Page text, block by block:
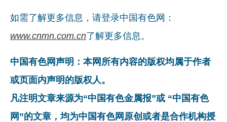
如需了解更多信息，请登录中国有色网：
www.cnmn.com.cn了解更多信息。
中国有色网声明：本网所有内容的版权均属于作者
或页面内声明的版权人。
凡注明文章来源为“中国有色金属报”或 “中国有色
网”的文章，均为中国有色网原创或者是合作机构授